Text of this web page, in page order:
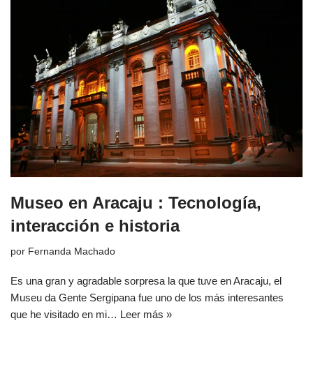
Museo en Aracaju : Tecnología,
interacción e historia
por Fernanda Machado
Es una gran y agradable sorpresa la que tuve en Aracaju, el
Museu da Gente Sergipana fue uno de los más interesantes
que he visitado en mi… Leer más »